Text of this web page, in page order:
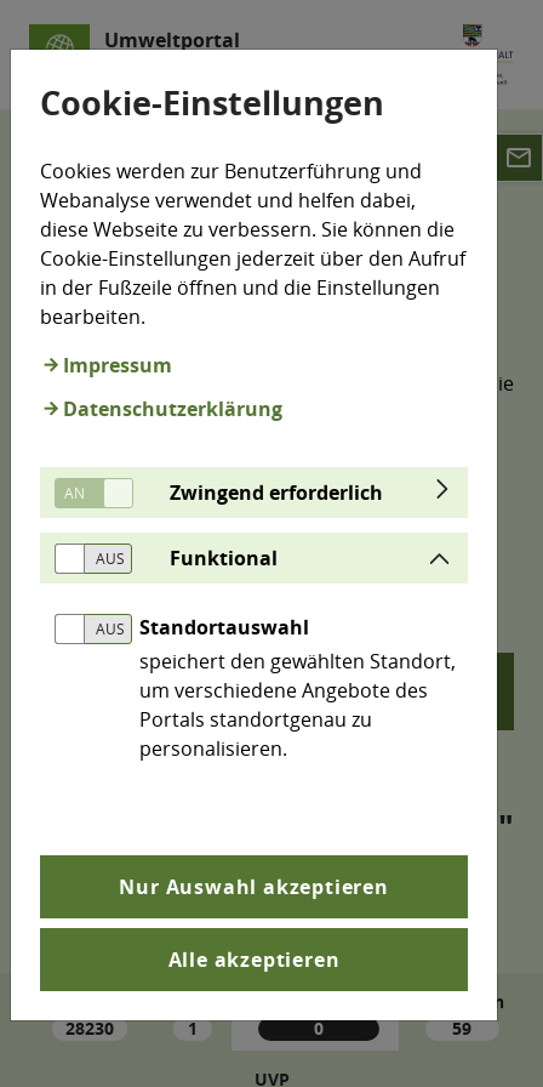
Umweltportal
Suche Veranstaltungen
Suche
Anhand Ihres Suchbegriffes erfolgt eine
Volltextsuche bei ausgewählten Internetseiten mit
umweltthematischen Schwerpunkten. Sie können die
Ergebnisse über verschiedene Filter weiter
Kartendarstellungen und die Produkte aus
Mediatheken, diese Ergebnisse erreichen Sie über
die Registerkarten.
Suchergebnis für
28230
1
0
Metadaten
59
UVP
Cookie-Einstellungen
Cookies werden zur Benutzerführung und
Webanalyse verwendet und helfen dabei,
diese Webseite zu verbessern. Sie können die
Cookie-Einstellungen jederzeit über den Aufruf
in der Fußzeile öffnen und die Einstellungen
bearbeiten.
Impressum
Datenschutzerklärung
Zwingend erforderlich
Funktional
Standortauswahl
speichert den gewählten Standort,
um verschiedene Angebote des
Portals standortgenau zu
personalisieren.
Nur Auswahl akzeptieren
Alle akzeptieren
email